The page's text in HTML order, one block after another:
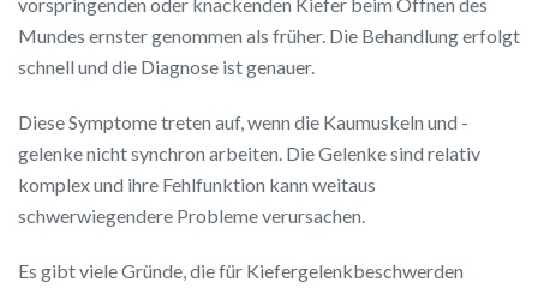
Mundes ernster genommen als früher. Die Behandlung erfolgt
schnell und die Diagnose ist genauer.
Diese Symptome treten auf, wenn die Kaumuskeln und -
gelenke nicht synchron arbeiten. Die Gelenke sind relativ
komplex und ihre Fehlfunktion kann weitaus
schwerwiegendere Probleme verursachen.
Es gibt viele Gründe, die für Kiefergelenkbeschwerden